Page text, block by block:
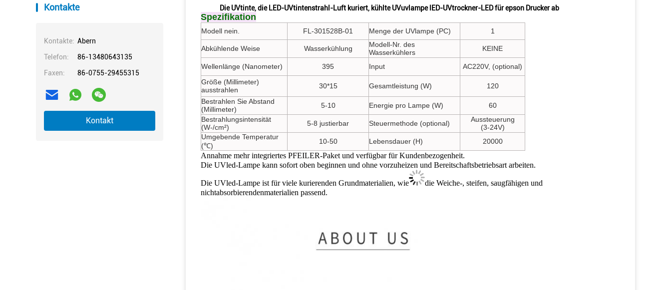
Kontakte
Kontakte: Abern
Telefon:
86-13480643135
Faxen:
86-0755-29455315
Kontakt
Die UVtinte, die LED-UVtintenstrahl-Luft kuriert, kühlte UVuvlampe lED-UVtrockner-LED für epson Drucker ab
Spezifikation
Modell nein. FL-301528B-01 Menge der UVlampe (PC) 1
Abkühlende Weise Wasserkühlung
Modell-Nr. des
Wasserkühlers
KEINE
Wellenlänge (Nanometer) 395 Input
AC220V, (optional)
Größe (Millimeter)
ausstrahlen
30*15 Gesamtleistung (W)
120
Bestrahlen Sie Abstand
(Millimeter)
5-10 Energie pro Lampe (W)
60
Bestrahlungsintensität
(W-/cm²)
5-8 justierbar Steuermethode (optional)
Aussteuerung
(3-24V)
Umgebende Temperatur
(℃)
10-50 Lebensdauer (H) 20000
Annahme mehr integriertes PFEILER-Paket und verfügbar für Kundenbezogenheit.
Die UVled-Lampe kann sofort oben beginnen und ohne vorzuheizen und Bereitschaftsbetriebsart arbeiten.
Die UVled-Lampe ist für viele kurierenden Grundmaterialien, wie
die Weiche-, steifen, saugfähigen und
nichtabsorbierendenmaterialien passend.